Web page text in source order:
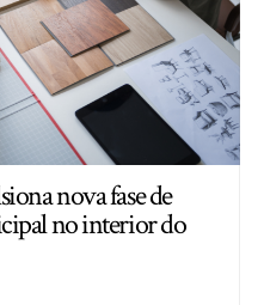
nova fase de
no interior do